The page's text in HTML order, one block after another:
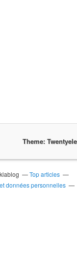
Theme:
Top articles
données personnelles